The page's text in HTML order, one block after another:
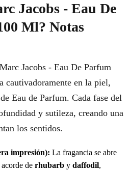
Jacobs - Eau De
Ml? Notas
Jacobs - Eau De Parfum
cautivadoramente en la piel,
Eau de Parfum. Cada fase del
y sutileza, creando una
los sentidos.
impresión): La fragancia se abre
de rhubarb y daffodil,